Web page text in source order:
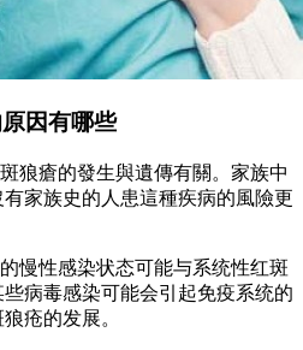
因有哪些
狼瘡的發生與遺傳有關。家族中
家族史的人患這種疾病的風險更
慢性感染状态可能与系统性红斑
病毒感染可能会引起免疫系统的
疮的发展。